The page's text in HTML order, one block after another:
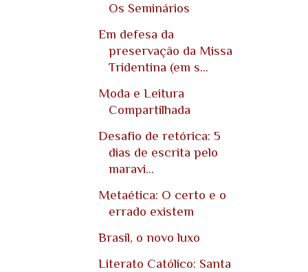
Os Seminários
Em defesa da
preservação da Missa
Tridentina (em s...
Moda e Leitura
Compartilhada
Desafio de retórica: 5
dias de escrita pelo
maravi...
Metaética: O certo e o
errado existem
Brasil, o novo luxo
Literato Católico: Santa